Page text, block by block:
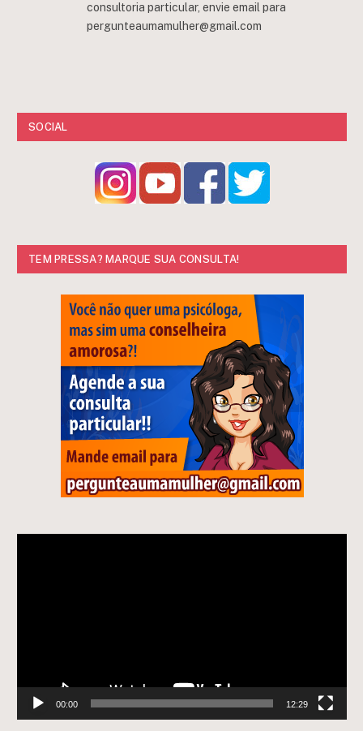
consultoria particular, envie email para
pergunteaumamulher@gmail.com
SOCIAL
TEM PRESSA? MARQUE SUA CONSULTA!
00:00 12:29